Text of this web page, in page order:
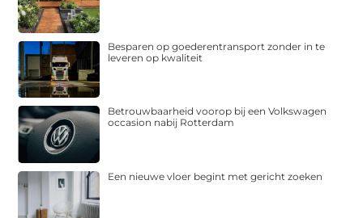
Besparen op goederentransport zonder in te
leveren op kwaliteit
Betrouwbaarheid voorop bij een Volkswagen
occasion nabij Rotterdam
Een nieuwe vloer begint met gericht zoeken